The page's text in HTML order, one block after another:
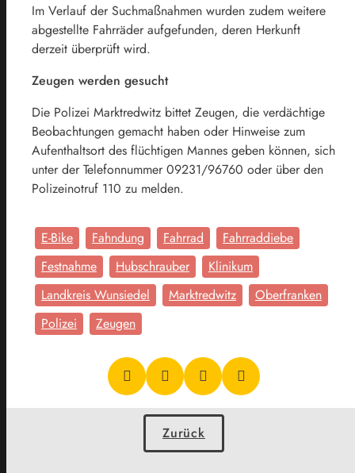
Im Verlauf der Suchmaßnahmen wurden zudem weitere
abgestellte Fahrräder aufgefunden, deren Herkunft
derzeit überprüft wird.
Zeugen werden gesucht
Die Polizei Marktredwitz bittet Zeugen, die verdächtige
Beobachtungen gemacht haben oder Hinweise zum
Aufenthaltsort des flüchtigen Mannes geben können, sich
unter der Telefonnummer 09231/96760 oder über den
Polizeinotruf 110 zu melden.
E-Bike Fahndung Fahrrad
Fahrraddiebe
Festnahme
Hubschrauber
Klinikum
Landkreis Wunsiedel
Marktredwitz
Oberfranken
Polizei
Zeugen
Zurück